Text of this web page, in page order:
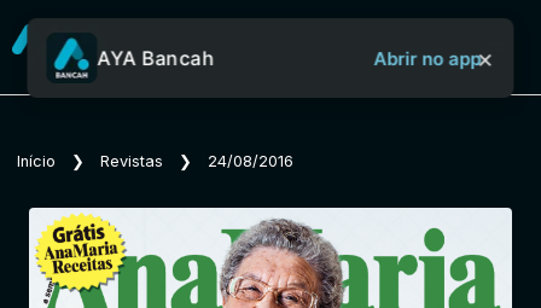
Sobre o Aya Bancah
Início
AYA Bancah Abrir no app×
Início ❯ Revistas ❯ 24/08/2016